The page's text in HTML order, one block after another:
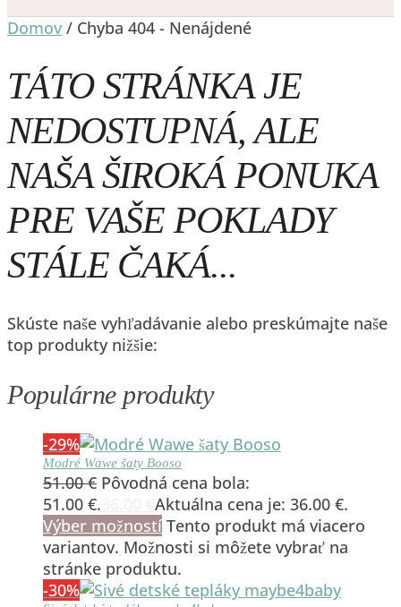
Domov / Chyba 404 - Nenájdené
TÁTO STRÁNKA JE
NEDOSTUPNÁ, ALE
NAŠA ŠIROKÁ PONUKA
PRE VAŠE POKLADY
STÁLE ČAKÁ...
Skúste naše vyhľadávanie alebo preskúmajte naše
top produkty nižšie:
Populárne produkty
-29%
Modré Wawe šaty Booso
51.00€ Pôvodná cena bola:
51.00 €.
Aktuálna cena je: 36.00 €.
Výber možností Tento produkt má viacero
variantov. Možnosti si môžete vybrať na
stránke produktu.
-30%